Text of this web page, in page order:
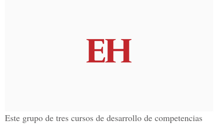
Este grupo de tres cursos de desarrollo de competencias